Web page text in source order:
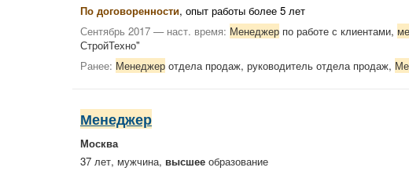
По договоренности, опыт работы более 5 лет
Сентябрь 2017 — наст. время: Менеджер по работе с клиентами,
СтройТехно"
Ранее: Менеджер отдела продаж, руководитель отдела продаж,
Менеджер
Москва
37 лет, мужчина, высшее образование